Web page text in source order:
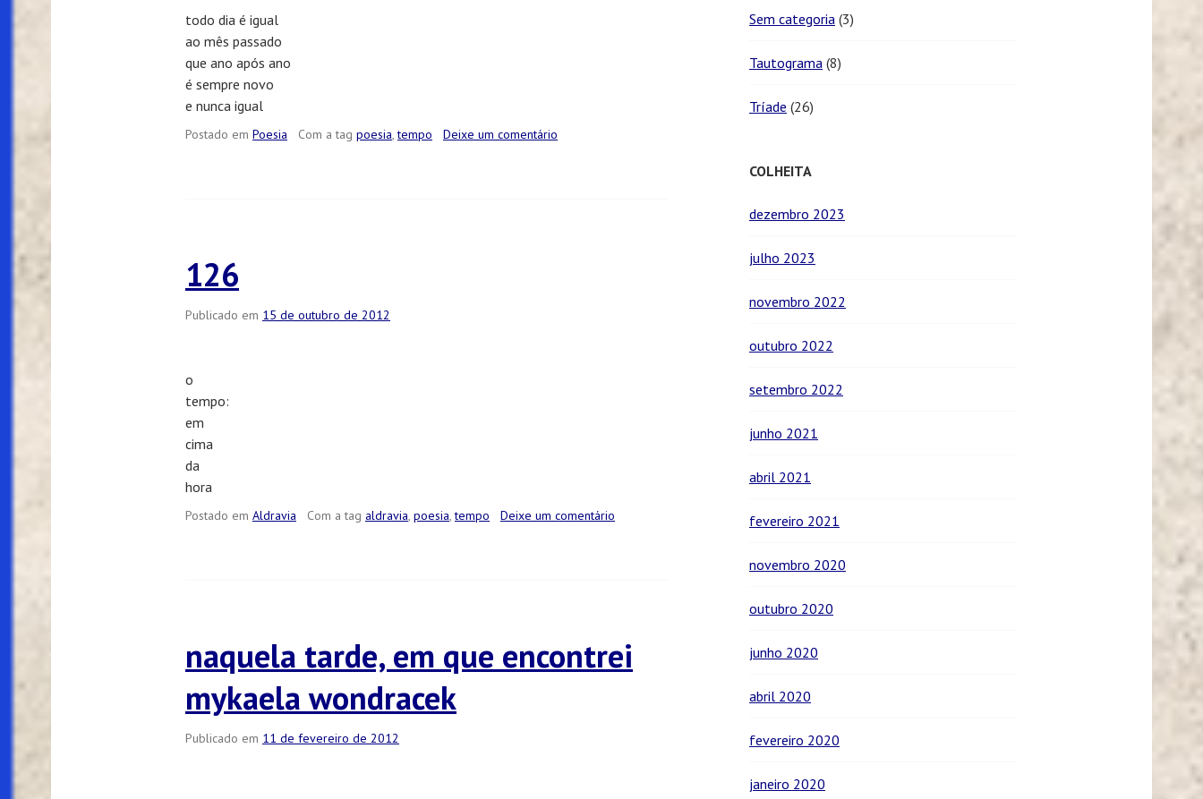
todo dia é igual
ao mês passado
que ano após ano
é sempre novo
e nunca igual
Postado em Poesia Com a tag poesia,tempo Deixe um comentário
126
Publicado em 15 de outubro de 2012
o
tempo:
em
cima
da
hora
Postado em Aldravia Com a tag aldravia poesia ,tempo Deixe um comentário
naquela tarde, em que encontrei
mykaela wondracek
Publicado em 11 de fevereiro de 2012
Sem categoria (3)
Tautograma (8)
Tríade (26)
COLHEITA
dezembro 2023
julho 2023
novembro 2022
outubro 2022
setembro 2022
junho 2021
abril 2021
fevereiro 2021
novembro 2020
outubro 2020
junho 2020
abril 2020
fevereiro 2020
janeiro 2020